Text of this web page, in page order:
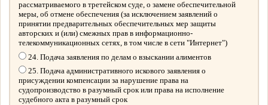
рассматриваемого в третейском суде, о замене обеспечительной
меры, об отмене обеспечения (за исключением заявлений о
принятии предварительных обеспечительных мер защиты
авторских и (или) смежных прав в информационно-
телекоммуникационных сетях, в том числе в сети "Интернет")
24. Подача заявления по делам о взыскании алиментов
25. Подача административного искового заявления о
присуждении компенсации за нарушение права на
судопроизводство в разумный срок или права на исполнение
судебного акта в разумный срок